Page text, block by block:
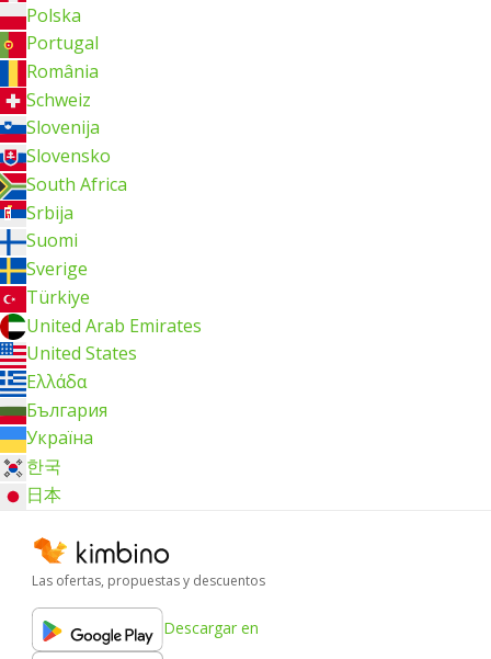
Polska
Portugal
România
Schweiz
Slovenija
Slovensko
South Africa
Srbija
Suomi
Sverige
Türkiye
United Arab Emirates
United States
Ελλάδα
България
Україна
한국
日本
Las ofertas, propuestas y descuentos
Descargar en